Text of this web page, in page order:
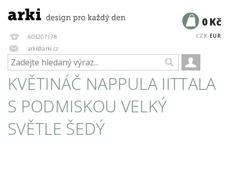
603207178
arki@arki.cz
CZK EUR
0 Kč
KVĚTINÁČ NAPPULA IITTALA
S PODMISKOU VELKÝ
SVĚTLE ŠEDÝ